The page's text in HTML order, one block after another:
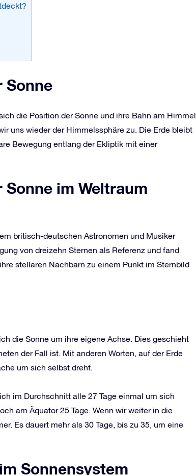
Sonne
die Position der Sonne und ihre Bahn am Himmel
uns wieder der Himmelssphäre zu. Die Erde bleibt
Bewegung entlang der Ekliptik mit einer
im Weltraum
britisch-deutschen Astronomen und Musiker
von dreizehn Sternen als Referenz und fand
stellaren Nachbarn zu einem Punkt im Sternbild
die Sonne um ihre eigene Achse. Dies geschieht
der Fall ist. Mit anderen Worten, auf der Erde
um sich selbst dreht.
im Durchschnitt alle 27 Tage einmal um sich
am Äquator 25 Tage. Wenn wir weiter in die
Es dauert mehr als 30 Tage, bis zu 35, um eine
Sonnensystem